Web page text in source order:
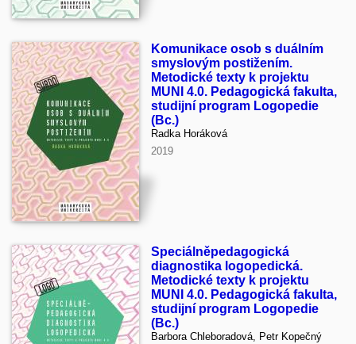
Komunikace osob s duálním
smyslovým postižením.
Metodické texty k projektu
MUNI 4.0. Pedagogická fakulta,
studijní program Logopedie
(Bc.)
Radka Horáková
2019
Speciálněpedagogická
diagnostika logopedická.
Metodické texty k projektu
MUNI 4.0. Pedagogická fakulta,
studijní program Logopedie
(Bc.)
Barbora Chleboradová, Petr Kopečný